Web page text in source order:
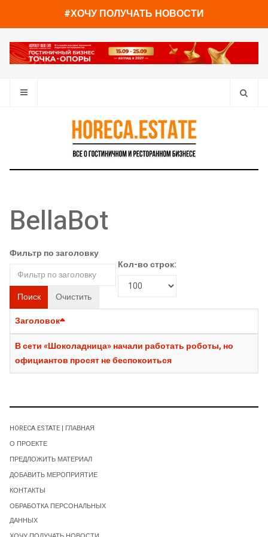
#ХОЧУ ПОЛУЧАТЬ НОВОСТИ
BellaBot
Фильтр по заголовку
Поиск Очистить
Кол-во строк:
Заголовок
В сети «Шоколадница» начали работать роботы, но
официантов просят не беспокоиться
HORECA ESTATE | ГЛАВНАЯ
О ПРОЕКТЕ
ПРЕДЛОЖИТЬ МАТЕРИАЛ
ДОБАВИТЬ МЕРОПРИЯТИЕ
КОНТАКТЫ
ОБРАБОТКА ПЕРСОНАЛЬНЫХ
ДАННЫХ